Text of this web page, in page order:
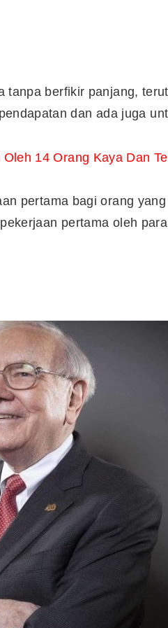
tanpa berfikir panjang,
dan ada juga
14 Orang Kaya Dan
pertama bagi orang
pertama oleh